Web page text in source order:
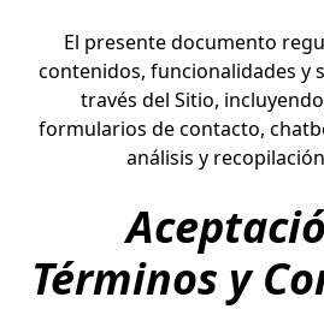
El presente documento
contenidos, funcionalidades y
través del Sitio,
formularios de contacto,
análisis y
Términos y